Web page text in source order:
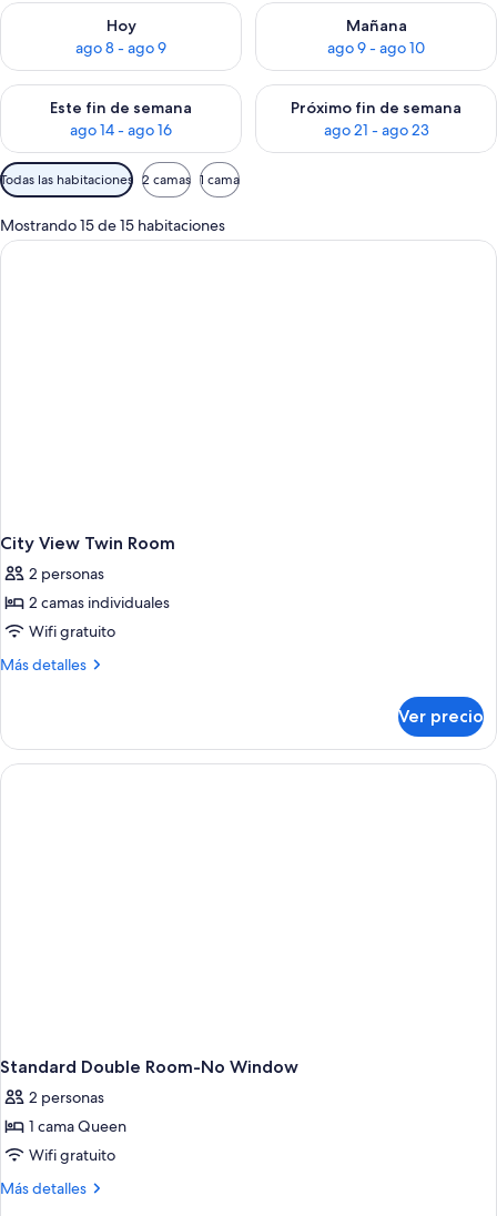
Hoy
ago 8 - ago 9
Consulta la disponibilidad para hoy ago 8 - ago 9
Mañana
ago 9 - ago 10
Consulta la disponibilidad
Este fin de semana
ago 14 - ago 16
Consulta la disponibilidad para este fin de semana ago 14 -
Próximo fin de semana
ago 21 - ago 23
Consulta la disponibilidad
Filtros
disponibles
para
las
Todas las habitaciones 2 camas 1 cama
Mostrando 15 de 15 habitaciones
City View Twin Room
2 personas
2 camas individuales
Wifi gratuito
Más detalles
Más
View
Twin
Room
Ver precio
Standard Double Room-No Window
2 personas
1 cama Queen
Wifi gratuito
Más detalles
Más